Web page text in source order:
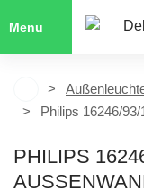
Menu
Philips 16246/
PHILIPS